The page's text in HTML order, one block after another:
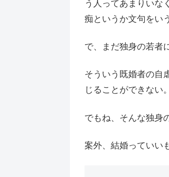
う人ってあまりいな
痴というか文句をい
で、まだ独身の若者
そういう既婚者の自
じることができない
でもね、そんな独身
案外、結婚っていい